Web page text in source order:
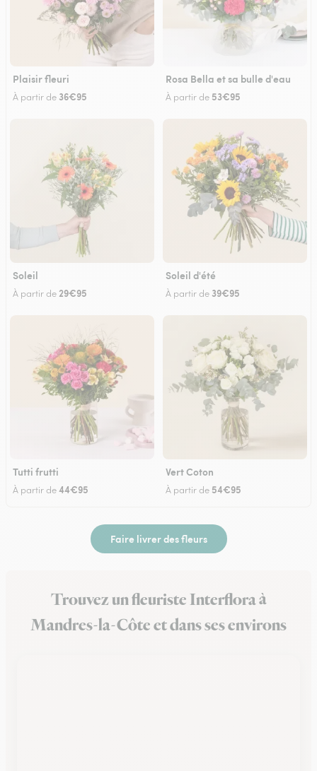
Plaisir fleuri
À partir de 36€95
Rosa Bella et sa bulle d'eau
À partir de 53€95
Soleil
À partir de 29€95
Soleil d'été
À partir de 39€95
Tutti frutti
À partir de44€95
Vert Coton
À partir de 54€95
Faire livrer des fleurs
Trouvez un fleuriste Interflora à
Mandres-la-Côte et dans ses environs